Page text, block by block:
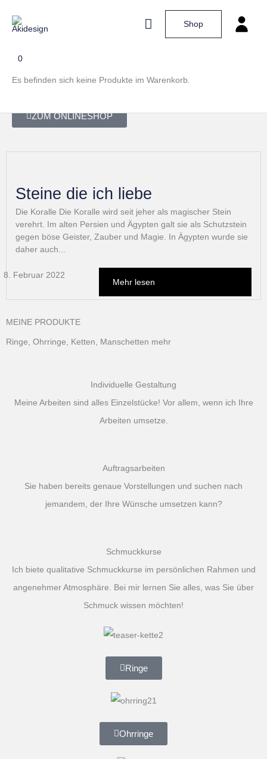
Inhalt
Hauptmenü
Shop
0
Es befinden sich keine Produkte im Warenkorb.
Individuell - Überraschend - Anziehend.
Sehr gerne stehe ich nach telefonischer Terminvereinbarung
persönlich für Sie zur Verfügung. 0043 664 43 23 194
ZUM ONLINESHOP
Steine die ich liebe
Die Koralle Die Koralle wird seit jeher als magischer Stein
verehrt. Im alten Persien und Ägypten galt sie als Schutzstein
gegen böse Geister, Zauber und Magie. In Ägypten wurde sie
daher auch...
Mehr lesen
8. Februar 2022
MEINE PRODUKTE
Ringe, Ohrringe, Ketten, Manschetten mehr
Individuelle Gestaltung
Meine Arbeiten sind alles Einzelstücke! Vor allem, wenn ich Ihre
Arbeiten umsetze.
Auftragsarbeiten
Sie haben bereits genaue Vorstellungen und suchen nach
jemandem, der Ihre Wünsche umsetzen kann?
Schmuckkurse
Ich biete qualitative Schmuckkurse im persönlichen Rahmen und
angenehmer Atmosphäre. Bei mir lernen Sie alles, was Sie über
Schmuck wissen möchten!
Ringe
Ohrringe